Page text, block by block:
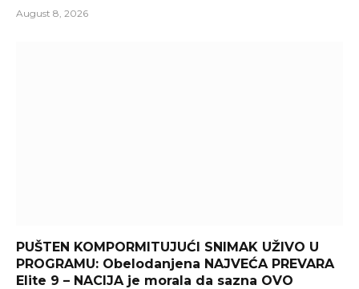
August 8, 2026
PUŠTEN KOMPORMITUJUĆI SNIMAK UŽIVO U
PROGRAMU: Obelodanjena NAJVEĆA PREVARA
Elite 9 – NACIJA je morala da sazna OVO